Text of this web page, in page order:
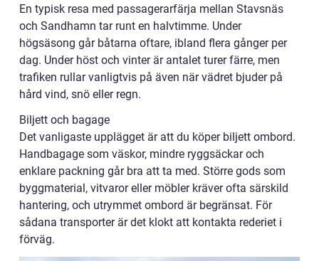
En typisk resa med passagerarfärja mellan Stavsnäs
och Sandhamn tar runt en halvtimme. Under
högsäsong går båtarna oftare, ibland flera gånger per
dag. Under höst och vinter är antalet turer färre, men
trafiken rullar vanligtvis på även när vädret bjuder på
hård vind, snö eller regn.
Biljett och bagage
Det vanligaste upplägget är att du köper biljett ombord.
Handbagage som väskor, mindre ryggsäckar och
enklare packning går bra att ta med. Större gods som
byggmaterial, vitvaror eller möbler kräver ofta särskild
hantering, och utrymmet ombord är begränsat. För
sådana transporter är det klokt att kontakta rederiet i
förväg.